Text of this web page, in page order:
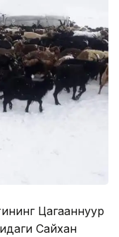
Цагааннуур
Сайхан